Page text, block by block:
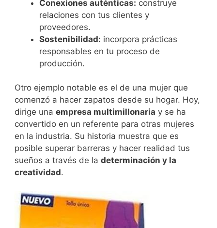
Conexiones auténticas: construye
relaciones con tus clientes y
proveedores.
Sostenibilidad: incorpora prácticas
responsables en tu proceso de
producción.
Otro ejemplo notable es el de una mujer que
comenzó a hacer zapatos desde su hogar. Hoy,
dirige una empresa multimillonaria y se ha
convertido en un referente para otras mujeres
en la industria. Su historia muestra que es
posible superar barreras y hacer realidad tus
sueños a través de la determinación y la
creatividad.